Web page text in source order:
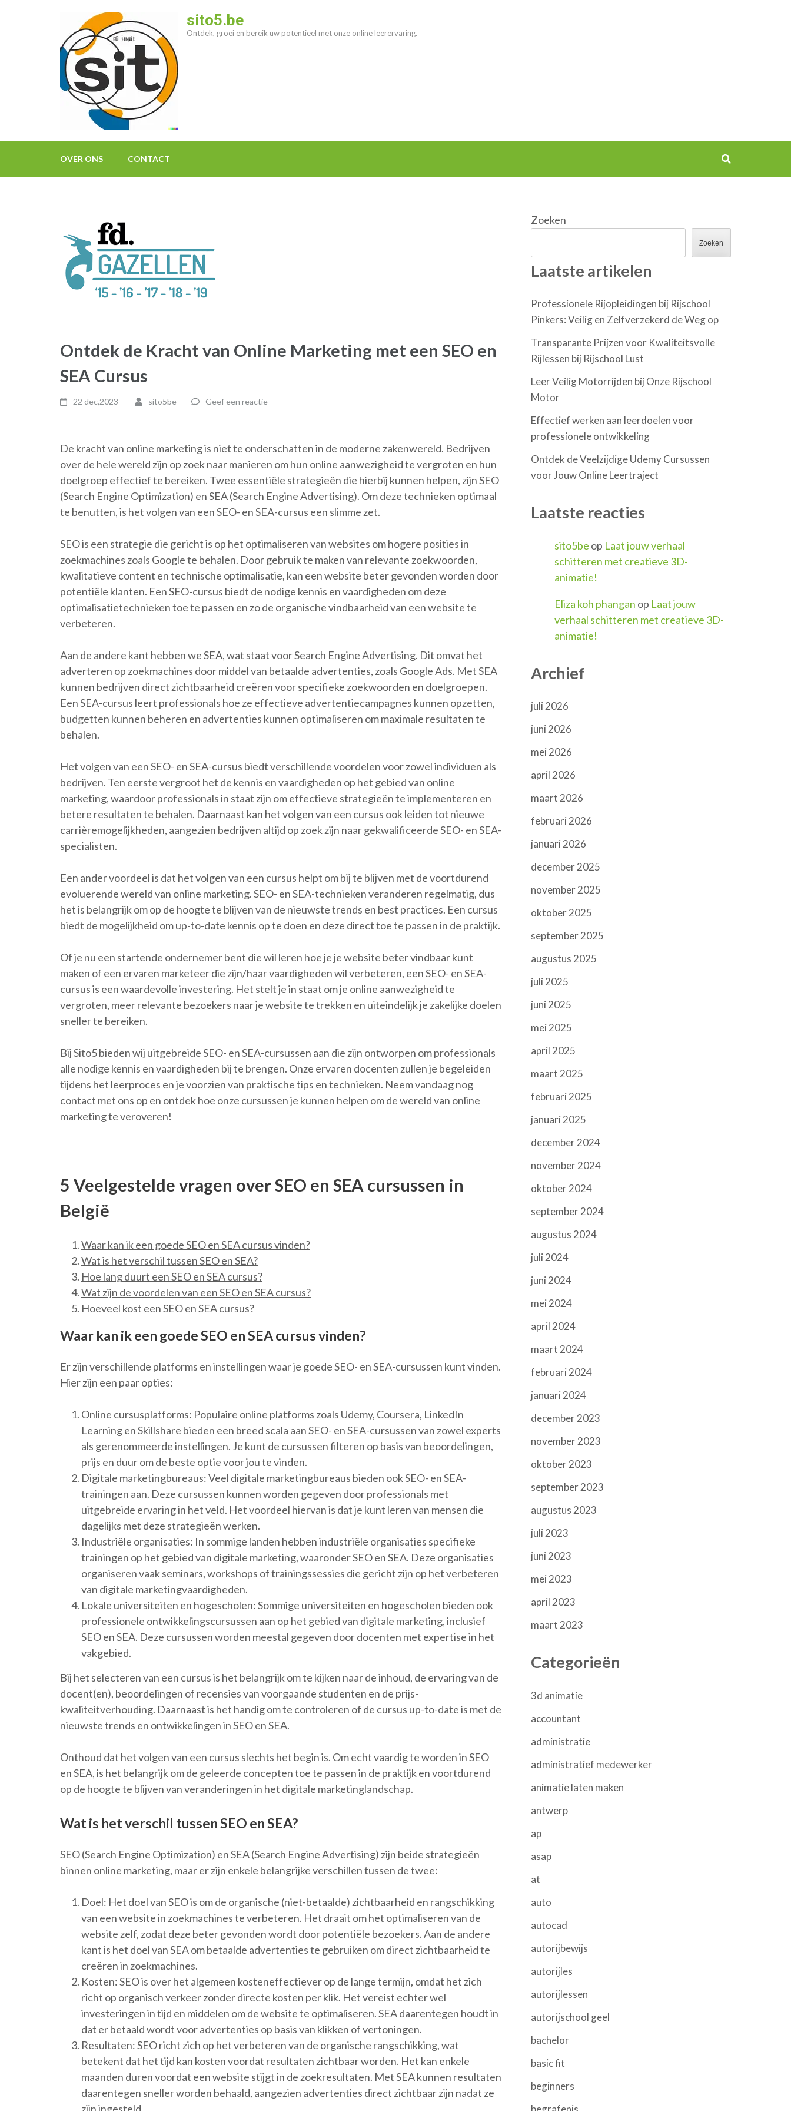
sito5.be
Ontdek, groei en bereik uw potentieel met onze online leerervaring.
OVER ONS CONTACT
Ontdek de Kracht van Online Marketing met een SEO en
SEA Cursus
22 dec,2023 sito5be Geef een reactie
De kracht van online marketing is niet te onderschatten in de moderne zakenwereld. Bedrijven
over de hele wereld zijn op zoek naar manieren om hun online aanwezigheid te vergroten en hun
doelgroep effectief te bereiken. Twee essentiële strategieën die hierbij kunnen helpen, zijn SEO
(Search Engine Optimization) en SEA (Search Engine Advertising). Om deze technieken optimaal
te benutten, is het volgen van een SEO- en SEA-cursus een slimme zet.
SEO is een strategie die gericht is op het optimaliseren van websites om hogere posities in
zoekmachines zoals Google te behalen. Door gebruik te maken van relevante zoekwoorden,
kwalitatieve content en technische optimalisatie, kan een website beter gevonden worden door
potentiële klanten. Een SEO-cursus biedt de nodige kennis en vaardigheden om deze
optimalisatietechnieken toe te passen en zo de organische vindbaarheid van een website te
verbeteren.
Aan de andere kant hebben we SEA, wat staat voor Search Engine Advertising. Dit omvat het
adverteren op zoekmachines door middel van betaalde advertenties, zoals Google Ads. Met SEA
kunnen bedrijven direct zichtbaarheid creëren voor specifieke zoekwoorden en doelgroepen.
Een SEA-cursus leert professionals hoe ze effectieve advertentiecampagnes kunnen opzetten,
budgetten kunnen beheren en advertenties kunnen optimaliseren om maximale resultaten te
behalen.
Het volgen van een SEO- en SEA-cursus biedt verschillende voordelen voor zowel individuen als
bedrijven. Ten eerste vergroot het de kennis en vaardigheden op het gebied van online
marketing, waardoor professionals in staat zijn om effectieve strategieën te implementeren en
betere resultaten te behalen. Daarnaast kan het volgen van een cursus ook leiden tot nieuwe
carrièremogelijkheden, aangezien bedrijven altijd op zoek zijn naar gekwalificeerde SEO- en SEA-
specialisten.
Een ander voordeel is dat het volgen van een cursus helpt om bij te blijven met de voortdurend
evoluerende wereld van online marketing. SEO- en SEA-technieken veranderen regelmatig, dus
het is belangrijk om op de hoogte te blijven van de nieuwste trends en best practices. Een cursus
biedt de mogelijkheid om up-to-date kennis op te doen en deze direct toe te passen in de praktijk.
Of je nu een startende ondernemer bent die wil leren hoe je je website beter vindbaar kunt
maken of een ervaren marketeer die zijn/haar vaardigheden wil verbeteren, een SEO- en SEA-
cursus is een waardevolle investering. Het stelt je in staat om je online aanwezigheid te
vergroten, meer relevante bezoekers naar je website te trekken en uiteindelijk je zakelijke doelen
sneller te bereiken.
Bij Sito5 bieden wij uitgebreide SEO- en SEA-cursussen aan die zijn ontworpen om professionals
alle nodige kennis en vaardigheden bij te brengen. Onze ervaren docenten zullen je begeleiden
tijdens het leerproces en je voorzien van praktische tips en technieken. Neem vandaag nog
contact met ons op en ontdek hoe onze cursussen je kunnen helpen om de wereld van online
marketing te veroveren!
5 Veelgestelde vragen over SEO en SEA cursussen in
België
Waar kan ik een goede SEO en SEA cursus vinden?
Wat is het verschil tussen SEO en SEA?
Hoe lang duurt een SEO en SEA cursus?
Wat zijn de voordelen van een SEO en SEA cursus?
Hoeveel kost een SEO en SEA cursus?
Waar kan ik een goede SEO en SEA cursus vinden?
Er zijn verschillende platforms en instellingen waar je goede SEO- en SEA-cursussen kunt vinden.
Hier zijn een paar opties:
Online cursusplatforms: Populaire online platforms zoals Udemy, Coursera, LinkedIn
Learning en Skillshare bieden een breed scala aan SEO- en SEA-cursussen van zowel experts
als gerenommeerde instellingen. Je kunt de cursussen filteren op basis van beoordelingen,
prijs en duur om de beste optie voor jou te vinden.
Digitale marketingbureaus: Veel digitale marketingbureaus bieden ook SEO- en SEA-
trainingen aan. Deze cursussen kunnen worden gegeven door professionals met
uitgebreide ervaring in het veld. Het voordeel hiervan is dat je kunt leren van mensen die
dagelijks met deze strategieën werken.
Industriële organisaties: In sommige landen hebben industriële organisaties specifieke
trainingen op het gebied van digitale marketing, waaronder SEO en SEA. Deze organisaties
organiseren vaak seminars, workshops of trainingssessies die gericht zijn op het verbeteren
van digitale marketingvaardigheden.
Lokale universiteiten en hogescholen: Sommige universiteiten en hogescholen bieden ook
professionele ontwikkelingscursussen aan op het gebied van digitale marketing, inclusief
SEO en SEA. Deze cursussen worden meestal gegeven door docenten met expertise in het
vakgebied.
Bij het selecteren van een cursus is het belangrijk om te kijken naar de inhoud, de ervaring van de
docent(en), beoordelingen of recensies van voorgaande studenten en de prijs-
kwaliteitverhouding. Daarnaast is het handig om te controleren of de cursus up-to-date is met de
nieuwste trends en ontwikkelingen in SEO en SEA.
Onthoud dat het volgen van een cursus slechts het begin is. Om echt vaardig te worden in SEO
en SEA, is het belangrijk om de geleerde concepten toe te passen in de praktijk en voortdurend
op de hoogte te blijven van veranderingen in het digitale marketinglandschap.
Wat is het verschil tussen SEO en SEA?
SEO (Search Engine Optimization) en SEA (Search Engine Advertising) zijn beide strategieën
binnen online marketing, maar er zijn enkele belangrijke verschillen tussen de twee:
Doel: Het doel van SEO is om de organische (niet-betaalde) zichtbaarheid en rangschikking
van een website in zoekmachines te verbeteren. Het draait om het optimaliseren van de
website zelf, zodat deze beter gevonden wordt door potentiële bezoekers. Aan de andere
kant is het doel van SEA om betaalde advertenties te gebruiken om direct zichtbaarheid te
creëren in zoekmachines.
Kosten: SEO is over het algemeen kosteneffectiever op de lange termijn, omdat het zich
richt op organisch verkeer zonder directe kosten per klik. Het vereist echter wel
investeringen in tijd en middelen om de website te optimaliseren. SEA daarentegen houdt in
dat er betaald wordt voor advertenties op basis van klikken of vertoningen.
Resultaten: SEO richt zich op het verbeteren van de organische rangschikking, wat
betekent dat het tijd kan kosten voordat resultaten zichtbaar worden. Het kan enkele
maanden duren voordat een website stijgt in de zoekresultaten. Met SEA kunnen resultaten
daarentegen sneller worden behaald, aangezien advertenties direct zichtbaar zijn nadat ze
Zoeken
Zoeken
Laatste artikelen
Professionele Rijopleidingen bij Rijschool
Pinkers: Veilig en Zelfverzekerd de Weg op
Transparante Prijzen voor Kwaliteitsvolle
Rijlessen bij Rijschool Lust
Leer Veilig Motorrijden bij Onze Rijschool
Motor
Effectief werken aan leerdoelen voor
professionele ontwikkeling
Ontdek de Veelzijdige Udemy Cursussen
voor Jouw Online Leertraject
Laatste reacties
sito5be op Laat jouw verhaal
schitteren met creatieve 3D-
animatie!
Eliza koh phangan op Laat jouw
verhaal schitteren met creatieve 3D-
animatie!
Archief
juli 2026
juni 2026
mei 2026
april 2026
maart 2026
februari 2026
januari 2026
december 2025
november 2025
oktober 2025
september 2025
augustus 2025
juli 2025
juni 2025
mei 2025
april 2025
maart 2025
februari 2025
januari 2025
december 2024
november 2024
oktober 2024
september 2024
augustus 2024
juli 2024
juni 2024
mei 2024
april 2024
maart 2024
februari 2024
januari 2024
december 2023
november 2023
oktober 2023
september 2023
augustus 2023
juli 2023
juni 2023
mei 2023
april 2023
maart 2023
Categorieën
3d animatie
accountant
administratie
administratief medewerker
animatie laten maken
antwerp
ap
asap
at
auto
autocad
autorijbewijs
autorijles
autorijlessen
autorijschool geel
bachelor
basic fit
beginners